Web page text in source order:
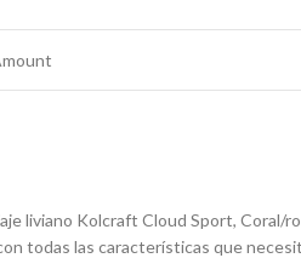
liviano Kolcraft Cloud Sport, Coral/
todas las características que